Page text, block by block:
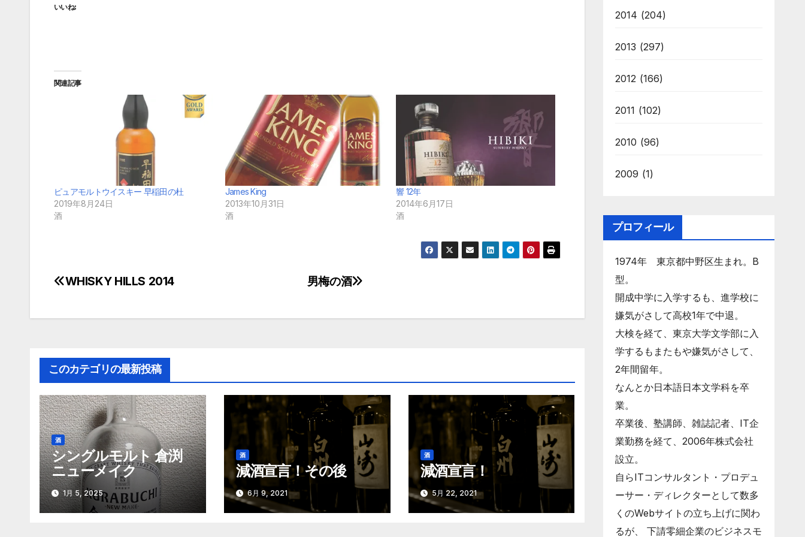
いいね:
関連記事
ピュアモルトウイスキー 早稲田の杜
2019年8月24日
酒
James King
2013年10月31日
酒
響 12年
2014年6月17日
酒
投
ビ
ゲ
ー
シ
ョ
ン
男梅の酒
WHISKY HILLS 2014
このカテゴリの最新投稿
酒
シングルモルト 倉渕
ニューメイク
1月 5, 2025
酒
減酒宣言！その後
6月 9, 2021
酒
減酒宣言！
5月 22, 2021
2014 (204)
2013 (297)
2012 (166)
2011 (102)
2010 (96)
2009 (1)
プロフィール
1974年 東京都中野区生まれ。B
型。
開成中学に入学するも、進学校に
嫌気がさして高校1年で中退。
大検を経て、東京大学文学部に入
学するもまたもや嫌気がさして、
2年間留年。
なんとか日本語日本文学科を卒
業。
卒業後、塾講師、雑誌記者、IT企
業勤務を経て、2006年株式会社
設立。
自らITコンサルタント・プロデュ
ーサー・ディレクターとして数多
くのWebサイトの立ち上げに関わ
るが、 下請零細企業のビジネスモ